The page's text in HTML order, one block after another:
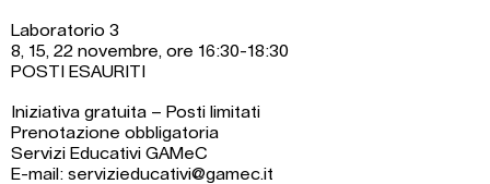
Laboratorio 3
8, 15, 22 novembre, ore 16:30-18:30
POSTI ESAURITI
Iniziativa gratuita – Posti limitati
Prenotazione obbligatoria
Servizi Educativi GAMeC
E-mail: servizieducativi@gamec.it